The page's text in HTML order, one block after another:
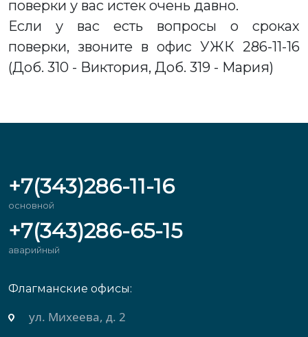
поверки у вас истек очень давно.
Если у вас есть вопросы о сроках
поверки, звоните в офис УЖК 286-11-16
(Доб. 310 - Виктория, Доб. 319 - Мария)
+7(343)286-11-16
основной
+7(343)286-65-15
аварийный
Флагманские офисы:
ул. Михеева, д. 2